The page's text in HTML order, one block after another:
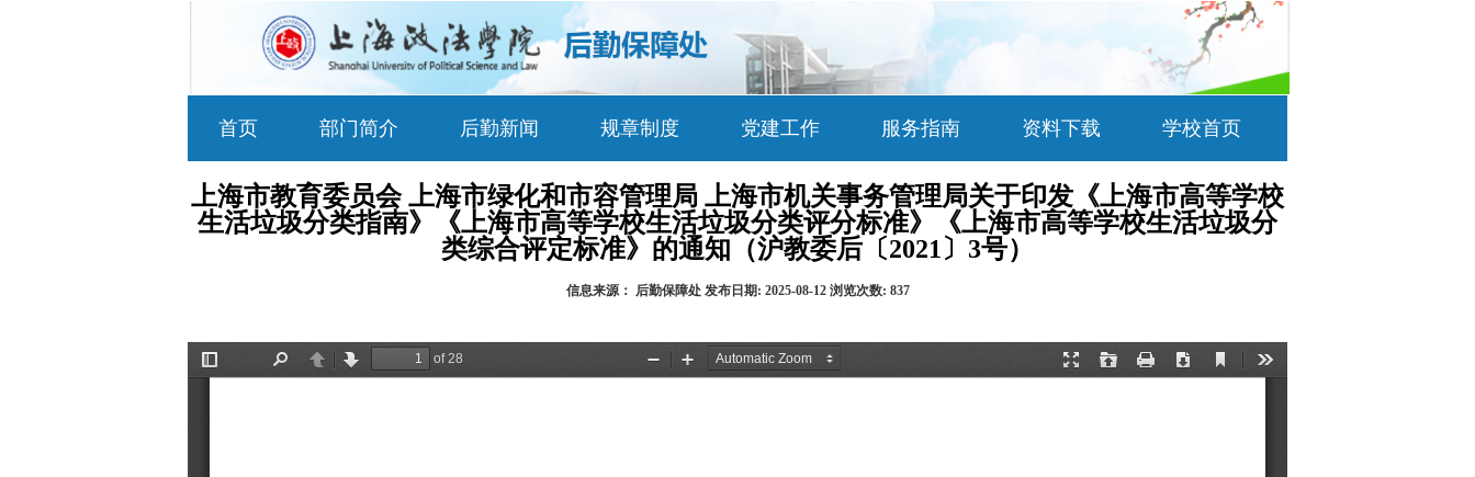
首页 部门简介 后勤新闻 规章制度 党建工作 服务指南 资料下载 学校首页
上海市教育委员会 上海市绿化和市容管理局 上海市机关事务管理局关于印发《上海市高等学校
生活垃圾分类指南》《上海市高等学校生活垃圾分类评分标准》《上海市高等学校生活垃圾分
类综合评定标准》的通知（沪教委后〔2021〕3号）
信息来源： 后勤保障处 发布日期: 2025-08-12 浏览次数: 837